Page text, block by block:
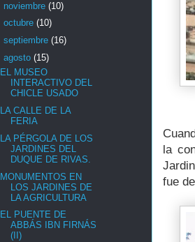
la
fue
noviembre (10)
octubre (10)
septiembre (16)
agosto (15)
EL MUSEO
INTERACTIVO DEL
CHICLE USADO
LA CALLE DE LA
FERIA
LA PÉRGOLA DE LOS
JARDINES DEL
DUQUE DE RIVAS.
MONUMENTOS EN
LOS JARDINES DE
LA AGRICULTURA
EL PUENTE DE
ABBÁS IBN FIRNÁS
(II)